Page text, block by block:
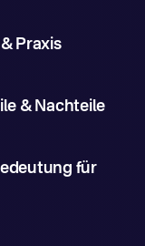
Praxis
& Nachteile
für